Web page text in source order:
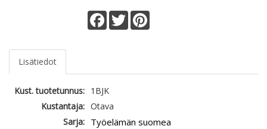
Facebook
Twitter
Lisätiedot
Kust. tuotetunnus: 1BJK
Kustantaja: Otava
Sarja: Työelämän suomea